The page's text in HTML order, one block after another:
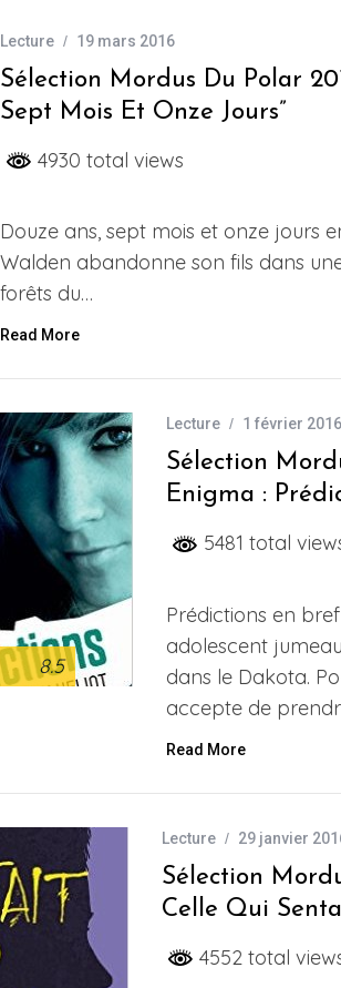
Lecture 19 mars 2016
Sélection Mordus Du Polar
Sept Mois Et Onze Jours”
4930 total views
Douze ans, sept mois et onze jours
Walden abandonne son fils dans
forêts du…
Read More
8.5
Lecture 1 février 2016
Sélection
Enigma :
5481 total
Prédictions en
adolescent
dans le Dakota.
accepte de
Read More
Lecture 29 janvier
Sélection
Celle Qui
4552 total